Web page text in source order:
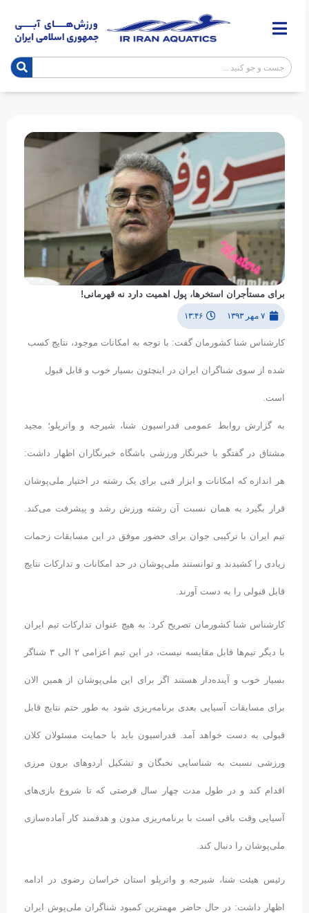
برای مستأجران استخرها، پول اهمیت دارد نه قهرمانی!
۷ مهر ۱۳۹۳ ۱۳:۴۶
کارشناس شنا کشورمان گفت: با توجه به امکانات موجود، نتایج کسب
شده از سوی شناگران ایران در اینچئون بسیار خوب و قابل قبول
است.
به گزارش روابط عمومی فدراسیون شنا، شیرجه و واترپلو؛ مجید
مشتاق در گفتگو با خبرنگار ورزشی باشگاه خبرنگاران اظهار داشت:
هر اندازه که امکانات و ابزار فنی برای یک رشته در اختیار ملی‌پوشان
قرار بگیرد به همان نسبت آن رشته ورزش رشد و پیشرفت می‌کند.
تیم ایران با ترکیبی جوان برای حضور موفق در این مسابقات زحمات
زیادی را کشیدند و توانستند ملی‌پوشان در حد امکانات و تدارکات نتایج
قابل قبولی را به دست آورند.
کارشناس شنا کشورمان تصریح کرد: به هیچ عنوان تدارکات تیم ایران
با دیگر تیم‌ها قابل مقایسه نیست، در این تیم اعزامی ۲ الی ۳ شناگر
بسیار خوب و آینده‌دار هستند اگر برای این ملی‌پوشان از همین الان
برای مسابقات آسیایی بعدی برنامه‌ریزی شود به طور حتم نتایج قابل
قبولی به دست خواهد آمد. فدراسیون باید با حمایت مسئولان کلان
ورزشی نسبت به شناسایی نخبگان و تشکیل اردوهای برون مرزی
اقدام کند و در طول مدت چهار سال فرصتی که تا شروع بازی‌های
آسیایی وقت باقی است با برنامه‌ریزی مدون و هدفمند کار آماده‌سازی
ملی‌پوشان را دنبال کند.
رئیس هیئت شنا، شیرجه و واترپلو استان خراسان رضوی در ادامه
اظهار داشت: در حال حاضر مهمترین کمبود شناگران ملی‌پوش ایران